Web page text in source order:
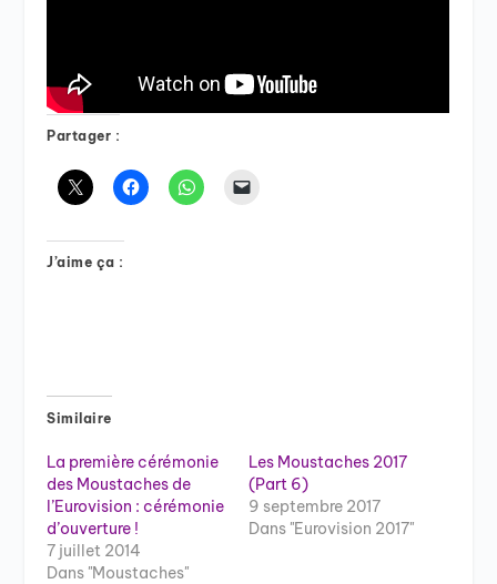
Partager :
J’aime ça :
Similaire
La première cérémonie
des Moustaches de
l’Eurovision : cérémonie
d’ouverture !
7 juillet 2014
Dans "Moustaches"
Les Moustaches 2017
(Part 6)
9 septembre 2017
Dans "Eurovision 2017"